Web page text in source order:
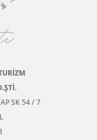
SK 54 / 7